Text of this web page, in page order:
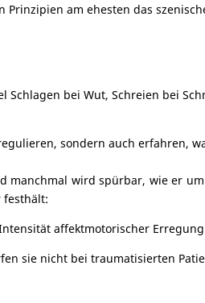
am ehesten das
bei Wut, Schreien bei
sondern auch erfahren,
wird spürbar, wie er
festhält:
affektmotorischer
sie nicht bei traumatisierten